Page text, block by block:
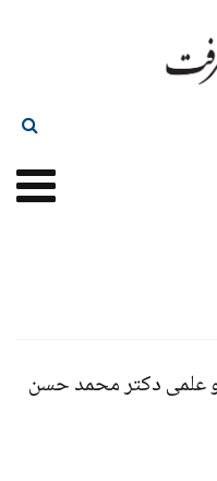
علمی دکتر محمد حسن